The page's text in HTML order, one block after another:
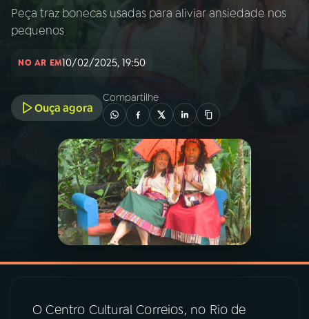
Início AO VIVO
INÍCIO
A RÁDIO
PROGRAMAÇÃO
PROGRAMAS
PODCASTS
Peça traz bonecas usadas para aliviar ansiedade nos
pequenos
NO AR EM10/02/2025, 19:50
Ouça agora
Compartilhe
O Centro Cultural Correios, no Rio de